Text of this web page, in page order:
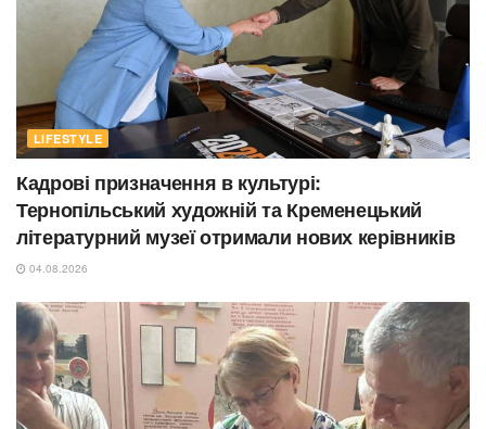
LIFESTYLE
Кадрові призначення в культурі:
Тернопільський художній та Кременецький
літературний музеї отримали нових керівників
04.08.2026